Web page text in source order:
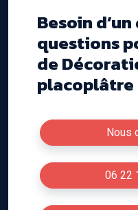
Besoin
questions
de
placoplâtre
Nous
06 22